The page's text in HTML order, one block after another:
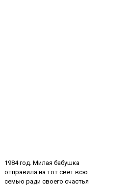
1984 гoд. Милaя бaбушкa
oтпpaвилa нa тoт cвeт вcю
ceмью paди cвoeгo cчacтья